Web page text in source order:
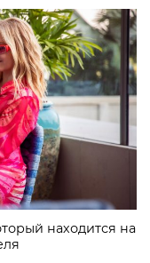
находится на